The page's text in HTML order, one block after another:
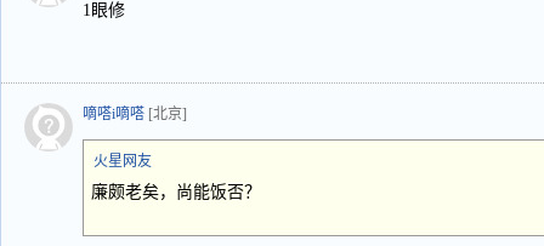
1眼修
嘀嗒i嘀嗒 [北京]
火星网友
廉颇老矣，尚能饭否？